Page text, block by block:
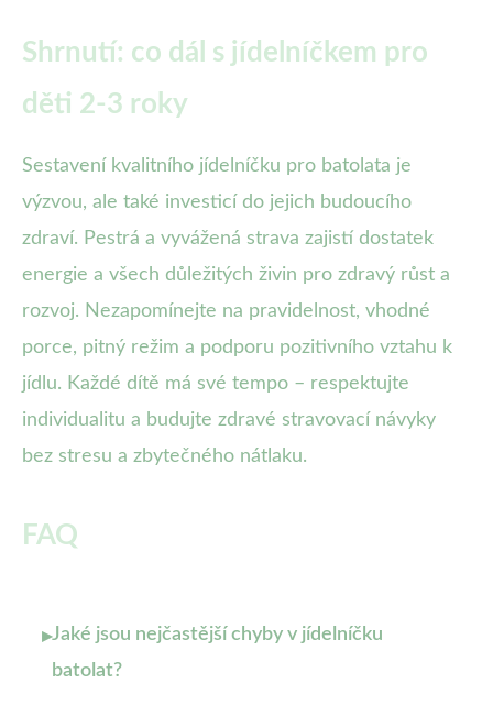
Shrnutí: co dál s jídelníčkem pro
děti 2-3 roky
Sestavení kvalitního jídelníčku pro batolata je
výzvou, ale také investicí do jejich budoucího
zdraví. Pestrá a vyvážená strava zajistí dostatek
energie a všech důležitých živin pro zdravý růst a
rozvoj. Nezapomínejte na pravidelnost, vhodné
porce, pitný režim a podporu pozitivního vztahu k
jídlu. Každé dítě má své tempo – respektujte
individualitu a budujte zdravé stravovací návyky
bez stresu a zbytečného nátlaku.
FAQ
▸Jaké jsou nejčastější chyby v jídelníčku
batolat?